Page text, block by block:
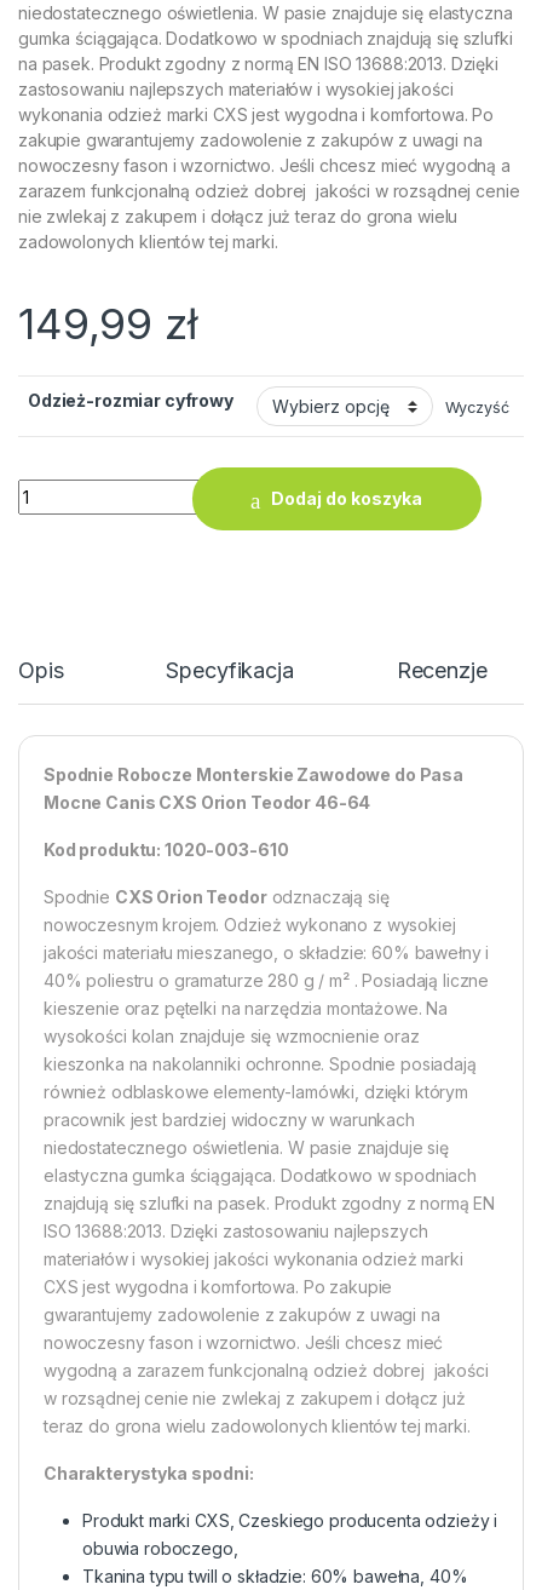
niedostatecznego oświetlenia. W pasie znajduje się elastyczna
gumka ściągająca. Dodatkowo w spodniach znajdują się szlufki
na pasek. Produkt zgodny z normą EN ISO 13688:2013. Dzięki
zastosowaniu najlepszych materiałów i wysokiej jakości
wykonania odzież marki CXS jest wygodna i komfortowa. Po
zakupie gwarantujemy zadowolenie z zakupów z uwagi na
nowoczesny fason i wzornictwo. Jeśli chcesz mieć wygodną a
zarazem funkcjonalną odzież dobrej jakości w rozsądnej cenie
nie zwlekaj z zakupem i dołącz już teraz do grona wielu
zadowolonych klientów tej marki.
149,99 zł
Odzież-rozmiar cyfrowy Wyczyść
ilość Spodnie Robocze Monterskie Zawodowe do Pasa
Dodaj do koszyka
Opis Specyfikacja Recenzje
Spodnie Robocze Monterskie Zawodowe do Pasa
Mocne Canis CXS Orion Teodor 46-64
Kod produktu: 1020-003-610
Spodnie CXS Orion Teodorodznaczają się
nowoczesnym krojem. Odzież wykonano z wysokiej
jakości materiału mieszanego, o składzie: 60% bawełny i
40% poliestru o gramaturze 280 g / m² . Posiadają liczne
kieszenie oraz pętelki na narzędzia montażowe. Na
wysokości kolan znajduje się wzmocnienie oraz
kieszonka na nakolanniki ochronne. Spodnie posiadają
również odblaskowe elementy-lamówki, dzięki którym
pracownik jest bardziej widoczny w warunkach
niedostatecznego oświetlenia. W pasie znajduje się
elastyczna gumka ściągająca. Dodatkowo w spodniach
znajdują się szlufki na pasek. Produkt zgodny z normą EN
ISO 13688:2013. Dzięki zastosowaniu najlepszych
materiałów i wysokiej jakości wykonania odzież marki
CXS jest wygodna i komfortowa. Po zakupie
gwarantujemy zadowolenie z zakupów z uwagi na
nowoczesny fason i wzornictwo. Jeśli chcesz mieć
wygodną a zarazem funkcjonalną odzież dobrej jakości
w rozsądnej cenie nie zwlekaj z zakupem i dołącz już
teraz do grona wielu zadowolonych klientów tej marki.
Charakterystyka spodni:
Produkt marki CXS, Czeskiego producenta odzieży i
obuwia roboczego,
Tkanina typu twill o składzie: 60% bawełna, 40%